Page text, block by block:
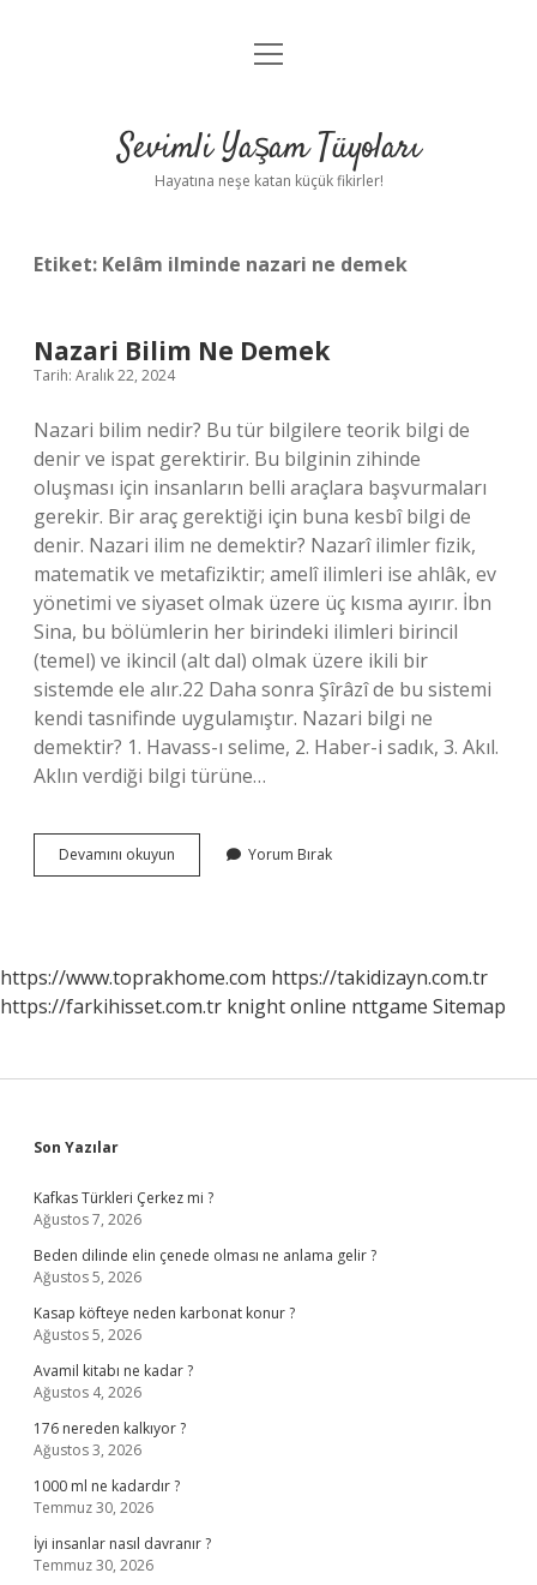
Anasayfa
Yasal Uyarı
menüyü
Sevimli Yaşam Tüyoları
Hayatına neşe katan küçük fikirler!
Etiket: Kelâm ilminde nazari ne demek
Nazari Bilim Ne Demek
Tarih: Aralık 22, 2024
Nazari bilim nedir? Bu tür bilgilere teorik bilgi de
denir ve ispat gerektirir. Bu bilginin zihinde
oluşması için insanların belli araçlara başvurmaları
gerekir. Bir araç gerektiği için buna kesbî bilgi de
denir. Nazari ilim ne demektir? Nazarî ilimler fizik,
matematik ve metafiziktir; amelî ilimleri ise ahlâk, ev
yönetimi ve siyaset olmak üzere üç kısma ayırır. İbn
Sina, bu bölümlerin her birindeki ilimleri birincil
(temel) ve ikincil (alt dal) olmak üzere ikili bir
sistemde ele alır.22 Daha sonra Şîrâzî de bu sistemi
kendi tasnifinde uygulamıştır. Nazari bilgi ne
demektir? 1. Havass-ı selime, 2. Haber-i sadık, 3. Akıl.
Aklın verdiği bilgi türüne…
Devamını okuyun
Bilim
Yorum Bırak
https://www.toprakhome.com https://takidizayn.com.tr
https://farkihisset.com.tr knight online nttgame Sitemap
Sidebar
Son Yazılar
Kafkas Türkleri Çerkez mi ?
Ağustos 7, 2026
Beden dilinde elin çenede olması ne anlama gelir ?
Ağustos 5, 2026
Kasap köfteye neden karbonat konur ?
Ağustos 5, 2026
Avamil kitabı ne kadar ?
Ağustos 4, 2026
176 nereden kalkıyor ?
Ağustos 3, 2026
1000 ml ne kadardır ?
Temmuz 30, 2026
İyi insanlar nasıl davranır ?
Temmuz 30, 2026